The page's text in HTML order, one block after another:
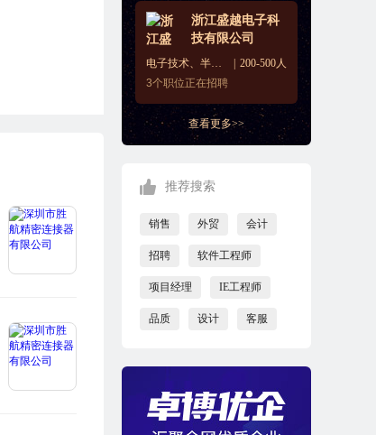
浙江盛越电子科
技有限公司
电子技术、半导体、集成电路
200-500人
3个职位正在招聘
查看更多>>
推荐搜索
销售 外贸 会计
招聘 软件工程师
项目经理 IE工程师
品质 设计 客服